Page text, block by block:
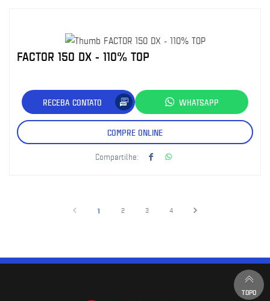
FACTOR 150 DX - 110% TOP
RECEBA CONTATO WHATSAPP
COMPRE ONLINE
Compartilhe:
1 2 3 4
TOPO